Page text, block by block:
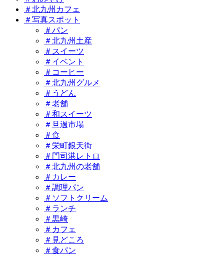
＃北九州カフェ
＃写真スポット
＃パン
＃北九州土産
＃スイーツ
＃イベント
＃コーヒー
＃北九州グルメ
＃うどん
＃老舗
＃和スイーツ
＃旦過市場
＃食
＃栄町銀天街
＃門司港レトロ
＃北九州の老舗
＃カレー
＃調理パン
＃ソフトクリーム
＃ランチ
＃黒崎
＃カフェ
＃見どころ
＃食パン